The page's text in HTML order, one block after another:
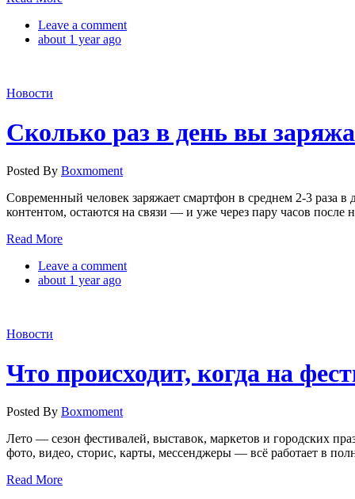
Leave a comment
about 1 year ago
Новости
Cколько раз в день вы
Posted By Boxmoment
Современный человек заряжает смартфон в среднем 2-3 раза
контентом, остаются на связи — и уже через пару часов после
Read More
Leave a comment
about 1 year ago
Новости
Что происходит, когда на
Posted By Boxmoment
Лето — сезон фестивалей, выставок, маркетов и городских
фото, видео, сторис, карты, мессенджеры — всё работает в
Read More